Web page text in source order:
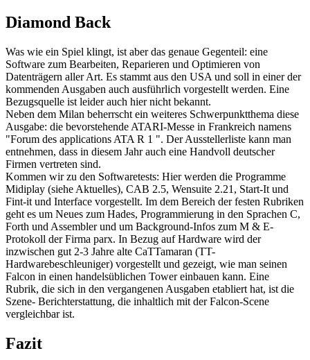
Diamond Back
Was wie ein Spiel klingt, ist aber das genaue Gegenteil: eine
Software zum Bearbeiten, Reparieren und Optimieren von
Datenträgern aller Art. Es stammt aus den USA und soll in einer der
kommenden Ausgaben auch ausführlich vorgestellt werden. Eine
Bezugsquelle ist leider auch hier nicht bekannt.
Neben dem Milan beherrscht ein weiteres Schwerpunktthema diese
Ausgabe: die bevorstehende ATARI-Messe in Frankreich namens
"Forum des applications ATA R 1 ". Der Ausstellerliste kann man
entnehmen, dass in diesem Jahr auch eine Handvoll deutscher
Firmen vertreten sind.
Kommen wir zu den Softwaretests: Hier werden die Programme
Midiplay (siehe Aktuelles), CAB 2.5, Wensuite 2.21, Start-It und
Fint-it und Interface vorgestellt. Im dem Bereich der festen Rubriken
geht es um Neues zum Hades, Programmierung in den Sprachen C,
Forth und Assembler und um Background-Infos zum M & E-
Protokoll der Firma parx. In Bezug auf Hardware wird der
inzwischen gut 2-3 Jahre alte CaTTamaran (TT-
Hardwarebeschleuniger) vorgestellt und gezeigt, wie man seinen
Falcon in einen handelsüblichen Tower einbauen kann. Eine
Rubrik, die sich in den vergangenen Ausgaben etabliert hat, ist die
Szene- Berichterstattung, die inhaltlich mit der Falcon-Scene
vergleichbar ist.
Fazit